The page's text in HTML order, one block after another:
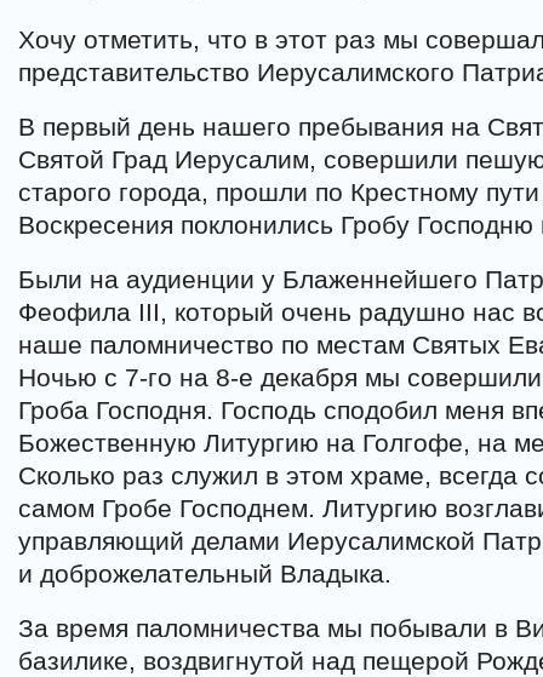
Хочу отметить, что в этот раз мы
представительство Иерусалимского
В первый день нашего пребывания на
Святой Град Иерусалим, совершили
старого города, прошли по Крестному
Воскресения поклонились Гробу
Были на аудиенции у Блаженнейшего
Феофила III, который очень радушно нас
наше паломничество по местам Святых
Ночью с 7-го на 8-е декабря мы
Гроба Господня. Господь сподобил меня
Божественную Литургию на Голгофе, на
Сколько раз служил в этом храме, всегда
самом Гробе Господнем. Литургию
управляющий делами Иерусалимской
и доброжелательный Владыка.
За время паломничества мы побывали в
базилике, воздвигнутой над пещерой